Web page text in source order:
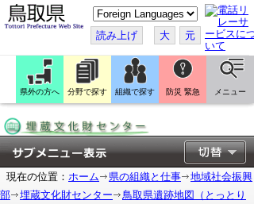
こ
の
ペ
ー
ジ
翻
訳
す
読み上げ 大 元
県外の方へ 分野で探す 組織で探す 防災 緊急 メニュー
現在の位置： ホーム 県の組織と仕事
地域社会振興
部
埋蔵文化財センター
鳥取県遺跡地図（とっとり